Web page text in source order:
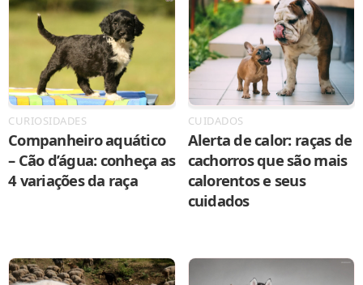
CURIOSIDADES
Companheiro aquático
– Cão d’água: conheça as
4 variações da raça
CUIDADOS
Alerta de calor: raças de
cachorros que são mais
calorentos e seus
cuidados